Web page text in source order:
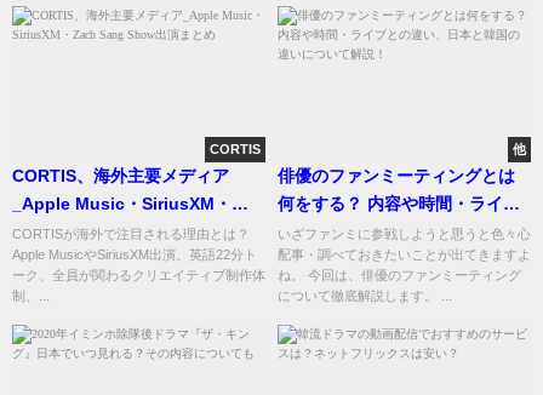
CORTIS
CORTIS、海外主要メディア
_Apple Music・SiriusXM・
Zach Sang Show出演まとめ
CORTISが海外で注目される理由とは？
Apple MusicやSiriusXM出演、英語22分ト
ーク、全員が関わるクリエイティブ制作体
制、...
他
俳優のファンミーティングとは
何をする？ 内容や時間・ライブ
との違い、日本と韓国の違いに
ついて解説！
いざファンミに参戦しようと思うと色々心
配事・調べておきたいことが出てきますよ
ね。 今回は、俳優のファンミーティング
について徹底解説します。 ...